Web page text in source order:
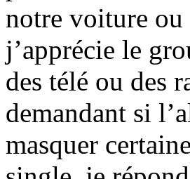
notre voiture ou
j’apprécie le
des télé ou des
demandant si
masquer